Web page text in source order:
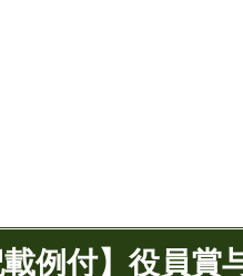
載例付】役員